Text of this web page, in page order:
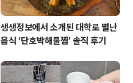
생생정보에서 소개된 대학로 별난
음식 ‘단호박해물찜’ 솔직 후기